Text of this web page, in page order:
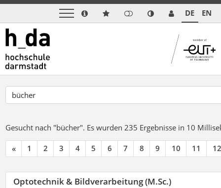
DE EN
Gesucht nach "bücher". Es wurden 235 Ergebnisse in 10
« 1 2 3 4 5 6 7 8 9 10 11 12
Optotechnik & Bildverarbeitung (M.Sc.)